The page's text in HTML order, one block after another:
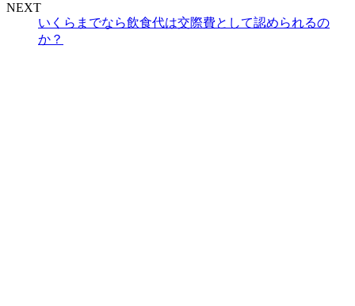
NEXT
いくらまでなら飲食代は交際費として認められるの
か？